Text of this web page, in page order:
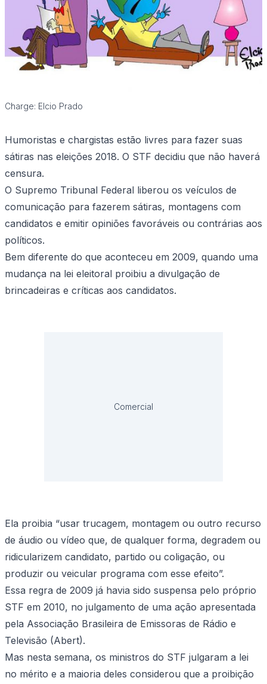
Charge: Elcio Prado
Humoristas e chargistas estão livres para fazer suas
sátiras nas eleições 2018. O STF decidiu que não haverá
censura.
O Supremo Tribunal Federal liberou os veículos de
comunicação para fazerem sátiras, montagens com
candidatos e emitir opiniões favoráveis ou contrárias aos
políticos.
Bem diferente do que aconteceu em 2009, quando uma
mudança na lei eleitoral proibiu a divulgação de
brincadeiras e críticas aos candidatos.
Comercial
Ela proibia “usar trucagem, montagem ou outro recurso
de áudio ou vídeo que, de qualquer forma, degradem ou
ridicularizem candidato, partido ou coligação, ou
produzir ou veicular programa com esse efeito”.
Essa regra de 2009 já havia sido suspensa pelo próprio
STF em 2010, no julgamento de uma ação apresentada
pela Associação Brasileira de Emissoras de Rádio e
Televisão (Abert).
Mas nesta semana, os ministros do STF julgaram a lei
no mérito e a maioria deles considerou que a proibição